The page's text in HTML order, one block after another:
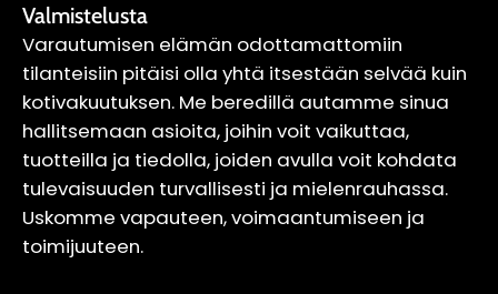
Valmistelusta
Varautumisen elämän odottamattomiin
tilanteisiin pitäisi olla yhtä itsestään selvää kuin
kotivakuutuksen. Me beredillä autamme sinua
hallitsemaan asioita, joihin voit vaikuttaa,
tuotteilla ja tiedolla, joiden avulla voit kohdata
tulevaisuuden turvallisesti ja mielenrauhassa.
Uskomme vapauteen, voimaantumiseen ja
toimijuuteen.